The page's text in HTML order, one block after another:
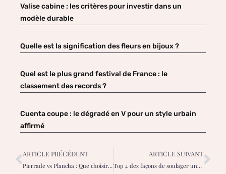
Valise cabine : les critères pour investir dans un
modèle durable
Quelle est la signification des fleurs en bijoux ?
Quel est le plus grand festival de France : le
classement des records ?
Cuenta coupe : le dégradé en V pour un style urbain
affirmé
ARTICLE PRÉCÉDENT
Pierrade vs Plancha : Que choisir ?
ARTICLE SUIVANT
Top 4 des façons de soulager une piqûre de taon !